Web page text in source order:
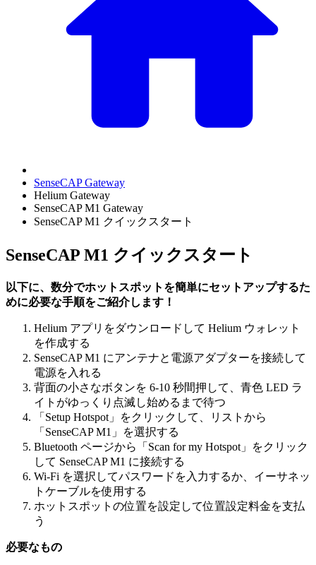
SenseCAP Gateway
Helium Gateway
SenseCAP M1 Gateway
SenseCAP M1 クイックスタート
SenseCAP M1 クイックスタート
以下に、数分でホットスポットを簡単にセットアップするた
めに必要な手順をご紹介します！
Helium アプリをダウンロードして Helium ウォレット
を作成する
SenseCAP M1 にアンテナと電源アダプターを接続して
電源を入れる
背面の小さなボタンを 6-10 秒間押して、青色 LED ラ
イトがゆっくり点滅し始めるまで待つ
「Setup Hotspot」をクリックして、リストから
「SenseCAP M1」を選択する
Bluetooth ページから「Scan for my Hotspot」をクリック
して SenseCAP M1 に接続する
Wi-Fi を選択してパスワードを入力するか、イーサネッ
トケーブルを使用する
ホットスポットの位置を設定して位置設定料金を支払
う
必要なもの